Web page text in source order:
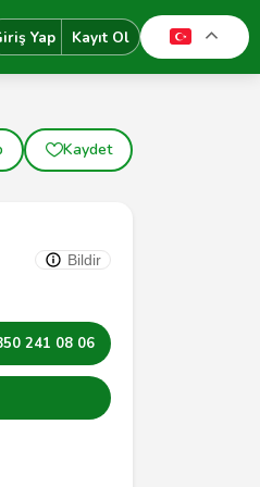
Yap Kayıt Ol
Bildir
241 08 06
Kaydet